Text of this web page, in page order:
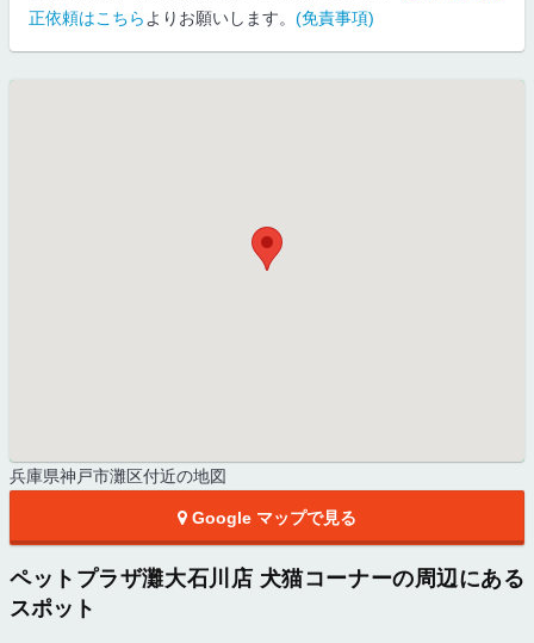
正依頼はこちら よりお願いします。 (免責事項)
兵庫県神戸市灘区付近の地図
Google マップで見る
ペットプラザ灘大石川店 犬猫コーナーの周辺にある
スポット